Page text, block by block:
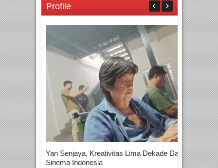
Profile
Yan Senjaya, Kreativitas Lima Dekade Dalam
Sinema Indonesia